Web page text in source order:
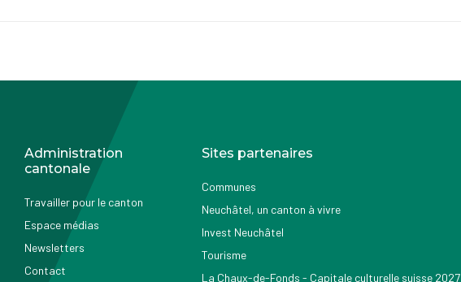
Administration
cantonale
Travailler pour le canton
Espace médias
Newsletters
Contact
Sites partenaires
Communes
Neuchâtel, un canton à vivre
Invest Neuchâtel
Tourisme
La Chaux-de-Fonds - Capitale culturelle suisse 2027